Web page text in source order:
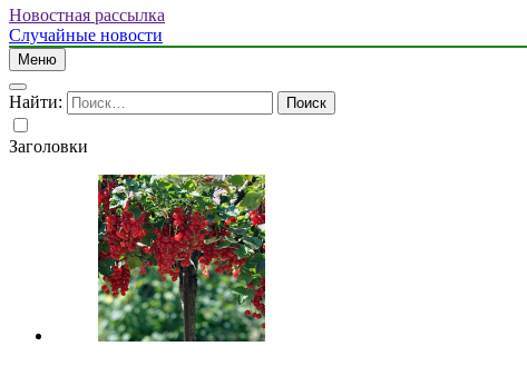
Новостная рассылка
Случайные новости
Меню
Найти:
Заголовки